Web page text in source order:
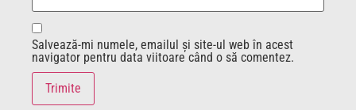
Salvează-mi numele, emailul și site-ul web în acest
navigator pentru data viitoare când o să comentez.